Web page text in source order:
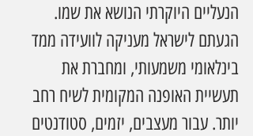
הנעליים היוקרתי הנושא את שמו.
הגעתם לישראל מעניקה לוועידה ממד
בינלאומי משמעותי, ומחברת את
תעשיית האופנה המקומית לשיח רחב
יותר. עבור מעצבים, יזמים, סטודנטים